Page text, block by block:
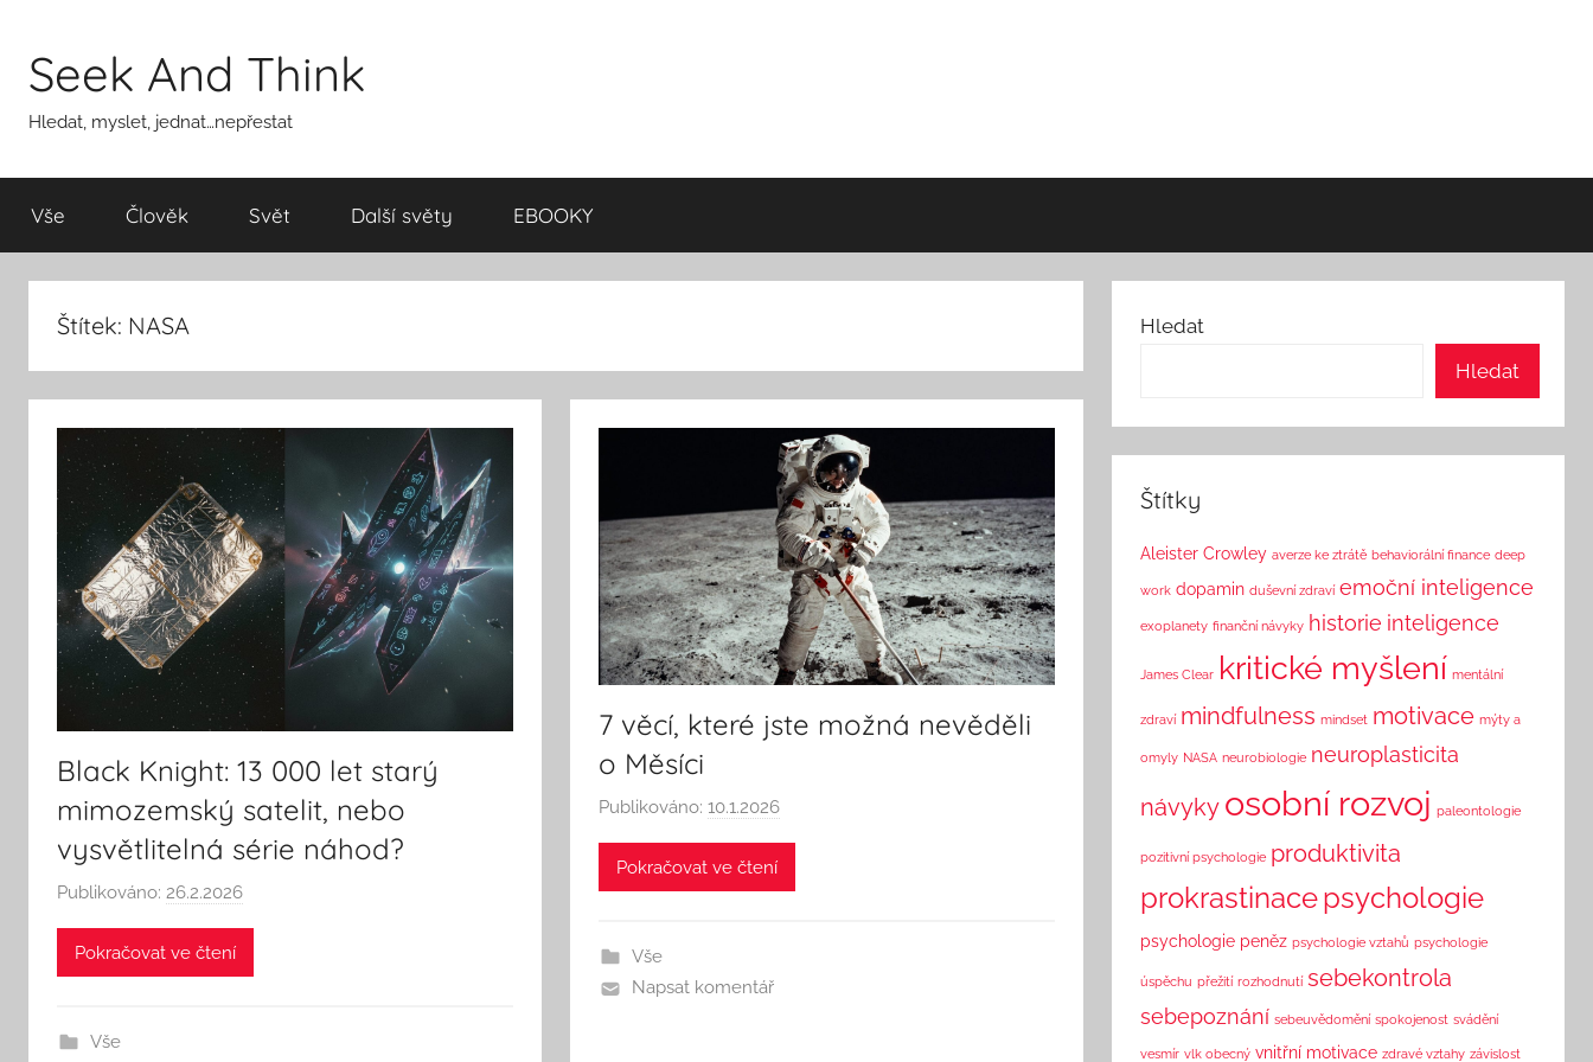
obsahu
Seek And Think
Hledat, myslet, jednat…nepřestat
Vše Člověk Svět Další světy EBOOKY
Štítek: NASA
Black Knight: 13 000 let starý
mimozemský satelit, nebo
vysvětlitelná série náhod?
Publikováno: 26.2.2026
u
Pokračovat ve čtení
Vše
7 věcí, které jste možná nevěděli
o Měsíci
Publikováno:10.1.2026
u
Pokračovat ve čtení
Vše
Napsat komentář
Hledat
Hledat
Štítky
Aleister Crowley averze ke ztrátě behaviorální finance deep
work dopamin duševní zdraví emoční inteligence
exoplanety finanční návyky historie inteligence
James Clear kritické myšlení mentální
zdraví mindfulness mindset motivace mýty a
omyly NASA neurobiologie neuroplasticita
návyky osobní rozvoj paleontologie
pozitivní psychologie produktivita
prokrastinacepsychologie
psychologie peněz psychologie vztahů psychologie
úspěchu přežití rozhodnutí sebekontrola
sebepoznání sebeuvědomění spokojenost svádění
vesmír vlk obecný vnitřní motivace zdravé vztahy závislost